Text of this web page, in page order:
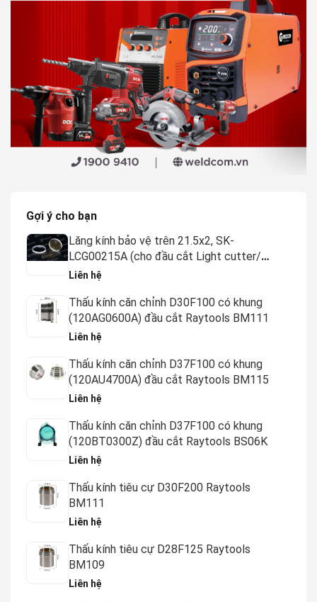
Gợi ý cho bạn
Lăng kính bảo vệ trên 21.5x2, SK-
LCG00215A (cho đầu cắt Light cutter/
Procutter, 15-20KW) - Weldcom
Liên hệ
Thấu kính căn chỉnh D30F100 có khung
(120AG0600A) đầu cắt Raytools BM111
Liên hệ
Thấu kính căn chỉnh D37F100 có khung
(120AU4700A) đầu cắt Raytools BM115
Liên hệ
Thấu kính căn chỉnh D37F100 có khung
(120BT0300Z) đầu cắt Raytools BS06K
Liên hệ
Thấu kính tiêu cự D30F200 Raytools
BM111
Liên hệ
Thấu kính tiêu cự D28F125 Raytools
BM109
Liên hệ